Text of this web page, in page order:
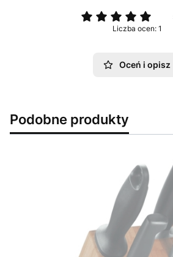
Liczba ocen: 1
Oceń i opisz
Podobne produkty